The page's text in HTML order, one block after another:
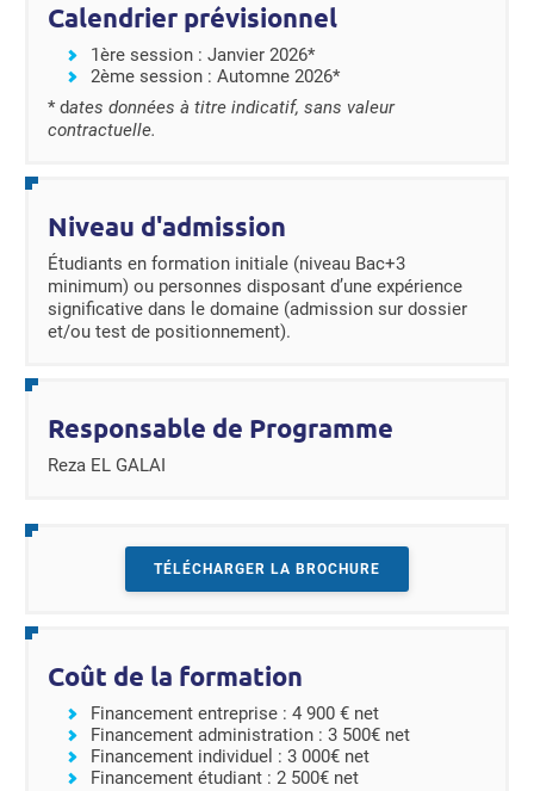
Calendrier prévisionnel
1ère session : Janvier 2026*
2ème session : Automne 2026*
* dates données à titre indicatif, sans valeur
contractuelle.
Niveau d'admission
Étudiants en formation initiale (niveau Bac+3
minimum) ou personnes disposant d’une expérience
significative dans le domaine (admission sur dossier
et/ou test de positionnement).
Responsable de Programme
Reza EL GALAI
TÉLÉCHARGER LA BROCHURE
Coût de la formation
Financement entreprise : 4 900 € net
Financement administration : 3 500€ net
Financement individuel : 3 000€ net
Financement étudiant : 2 500€ net